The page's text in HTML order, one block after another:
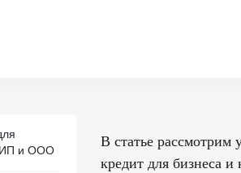
ИП и ООО
В статье
кредит для бизнеса